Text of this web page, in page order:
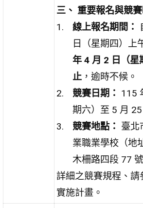
三、 重要報名與競
線上報名期間：
日（星期四）上
年 4 月 2 日（星
止，逾時不候。
競賽日期： 115
期六）至 5 月
競賽地點： 臺北
業職業學校（地
木柵路四段 77
詳細之競賽規程、
實施計畫。